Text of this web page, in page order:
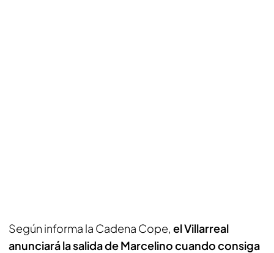
Según informa la Cadena Cope, el Villarreal
anunciará la salida de Marcelino cuando consiga